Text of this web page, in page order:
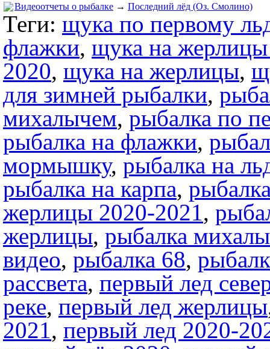
Видеоотчеты о рыбалке → Последний лёд (Оз. Смолино)
Теги: щука по первому
флажки, щука на
2020, щука на жерлицы,
для зимней рыбалки,
михалычем, рыбалка по
рыбалка на флажки,
мормышку, рыбалка на
рыбалка на карпа,
жерлицы 2020-2021,
жерлицы, рыбалка
видео, рыбалка 68,
рассвета, первый лед
реке, первый лед жерлицы
2021, первый лед 2020-